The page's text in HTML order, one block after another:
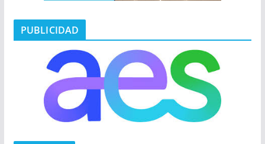
PUBLICIDAD